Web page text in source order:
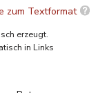
zum Textformat
erzeugt.
in Links